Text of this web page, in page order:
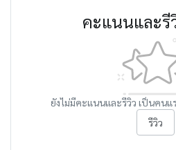
คะแนนและรี
ยังไม่มีคะแนนและรีวิว เป็นคน
รีวิว